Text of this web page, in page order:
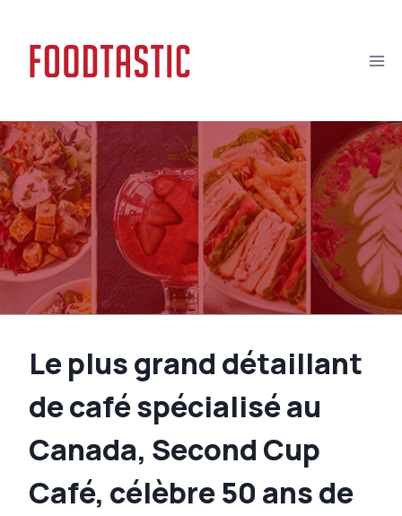
content
Le plus grand détaillant
de café spécialisé au
Canada, Second Cup
Café, célèbre 50 ans de